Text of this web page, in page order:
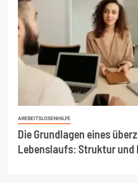
AREBEITSLOSENHILFE
Die Grundlagen eines
Lebenslaufs: Struktur und